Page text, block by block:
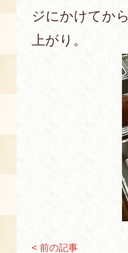
FAQ
食の海援隊
お土産コ
備品リスト
空き状況
使用料・
団体
食の語り部
講演会付
ジにかけてか
上がり。
< 前の記事